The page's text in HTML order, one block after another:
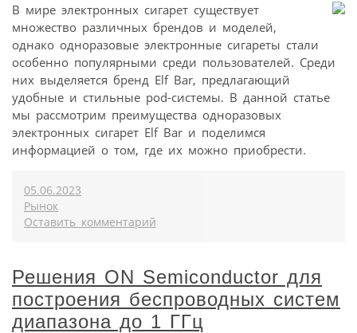
В мире электронных сигарет существует
множество различных брендов и моделей,
однако одноразовые электронные сигареты стали
особенно популярными среди пользователей. Среди
них выделяется бренд Elf Bar, предлагающий
удобные и стильные pod-системы. В данной статье
мы рассмотрим преимущества одноразовых
электронных сигарет Elf Bar и поделимся
информацией о том, где их можно приобрести.
05.06.2023
Рынок
Оставить комментарий
Решения ON Semiconductor для
построения беспроводных систем
диапазона до 1 ГГц